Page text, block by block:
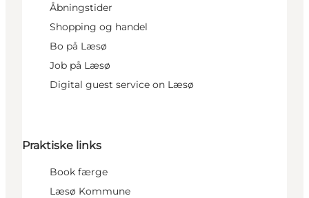
Åbningstider
Shopping og handel
Bo på Læsø
Job på Læsø
Digital guest service on Læsø
Praktiske links
Book færge
Læsø Kommune